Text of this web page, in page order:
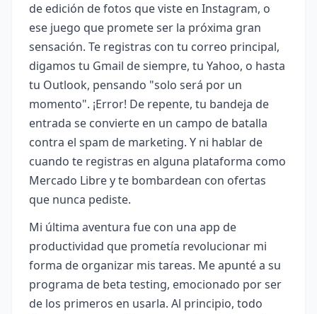
de edición de fotos que viste en Instagram, o
ese juego que promete ser la próxima gran
sensación. Te registras con tu correo principal,
digamos tu Gmail de siempre, tu Yahoo, o hasta
tu Outlook, pensando "solo será por un
momento". ¡Error! De repente, tu bandeja de
entrada se convierte en un campo de batalla
contra el spam de marketing. Y ni hablar de
cuando te registras en alguna plataforma como
Mercado Libre y te bombardean con ofertas
que nunca pediste.
Mi última aventura fue con una app de
productividad que prometía revolucionar mi
forma de organizar mis tareas. Me apunté a su
programa de beta testing, emocionado por ser
de los primeros en usarla. Al principio, todo